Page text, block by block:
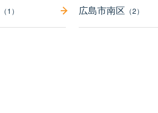
（1） 広島市南区 （2）